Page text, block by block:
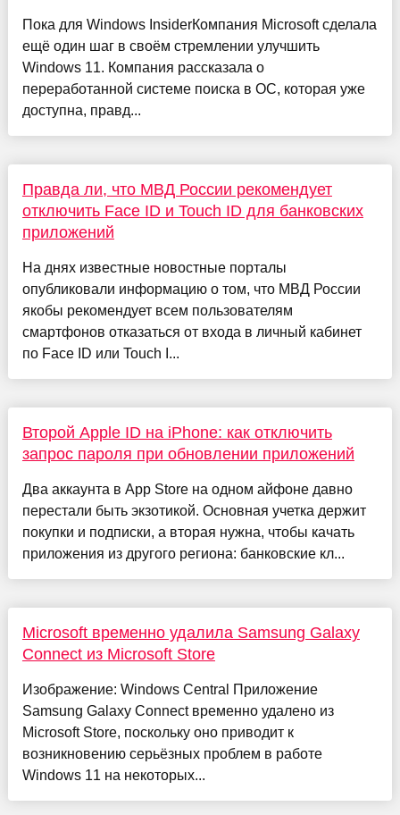
Пока для Windows InsiderКомпания Microsoft сделала
ещё один шаг в своём стремлении улучшить
Windows 11. Компания рассказала о
переработанной системе поиска в ОС, которая уже
доступна, правд...
Правда ли, что МВД России рекомендует
отключить Face ID и Touch ID для банковских
приложений
На днях известные новостные порталы
опубликовали информацию о том, что МВД России
якобы рекомендует всем пользователям
смартфонов отказаться от входа в личный кабинет
по Face ID или Touch I...
Второй Apple ID на iPhone: как отключить
запрос пароля при обновлении приложений
Два аккаунта в App Store на одном айфоне давно
перестали быть экзотикой. Основная учетка держит
покупки и подписки, а вторая нужна, чтобы качать
приложения из другого региона: банковские кл...
Microsoft временно удалила Samsung Galaxy
Connect из Microsoft Store
Изображение: Windows Central Приложение
Samsung Galaxy Connect временно удалено из
Microsoft Store, поскольку оно приводит к
возникновению серьёзных проблем в работе
Windows 11 на некоторых...